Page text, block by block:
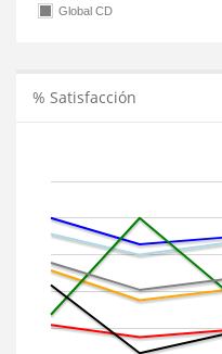
Global CD
% Satisfacción